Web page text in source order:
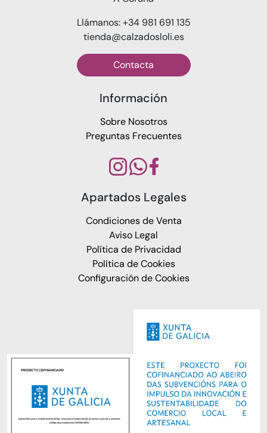
Llámanos: +34 981 691 135
tienda@calzadosloli.es
Contacta
Información
Sobre Nosotros
Preguntas Frecuentes
Apartados Legales
Condiciones de Venta
Aviso Legal
Política de Privacidad
Política de Cookies
Configuración de Cookies